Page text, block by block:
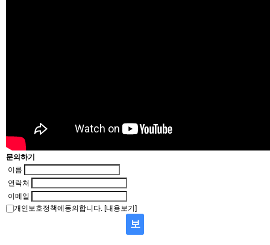
문의하기
이름
연락처
이메일
개인보호정책에동의합니다. [내용보기]
보